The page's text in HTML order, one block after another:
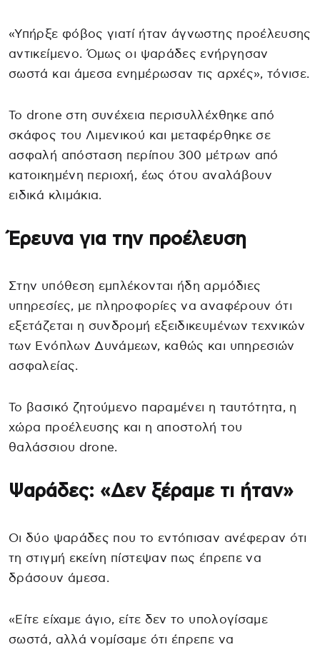
«Υπήρξε φόβος γιατί ήταν άγνωστης προέλευσης
αντικείμενο. Όμως οι ψαράδες ενήργησαν
σωστά και άμεσα ενημέρωσαν τις αρχές», τόνισε.
Το drone στη συνέχεια περισυλλέχθηκε από
σκάφος του Λιμενικού και μεταφέρθηκε σε
ασφαλή απόσταση περίπου 300 μέτρων από
κατοικημένη περιοχή, έως ότου αναλάβουν
ειδικά κλιμάκια.
Έρευνα για την προέλευση
Στην υπόθεση εμπλέκονται ήδη αρμόδιες
υπηρεσίες, με πληροφορίες να αναφέρουν ότι
εξετάζεται η συνδρομή εξειδικευμένων τεχνικών
των Ενόπλων Δυνάμεων, καθώς και υπηρεσιών
ασφαλείας.
Το βασικό ζητούμενο παραμένει η ταυτότητα, η
χώρα προέλευσης και η αποστολή του
θαλάσσιου drone.
Ψαράδες: «Δεν ξέραμε τι ήταν»
Οι δύο ψαράδες που το εντόπισαν ανέφεραν ότι
τη στιγμή εκείνη πίστεψαν πως έπρεπε να
δράσουν άμεσα.
«Είτε είχαμε άγιο, είτε δεν το υπολογίσαμε
σωστά, αλλά νομίσαμε ότι έπρεπε να